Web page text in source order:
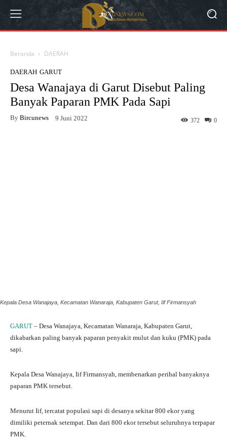
Beranda DAERAH
DAERAH GARUT
Desa Wanajaya di Garut Disebut Paling
Banyak Paparan PMK Pada Sapi
By Bircunews 9 Juni 2022 0
372
Kepala Desa Wanajaya, Kecamatan Wanaraja, Kabupaten Garut, Iif Firmansyah
GARUT – Desa Wanajaya, Kecamatan Wanaraja, Kabupaten Garut,
dikabarkan paling banyak paparan penyakit mulut dan kuku (PMK) pada
sapi.
Kepala Desa Wanajaya, Iif Firmansyah, membenarkan perihal banyaknya
paparan PMK tersebut.
Menurut Iif, tercatat populasi sapi di desanya sekitar 800 ekor yang
dimiliki peternak setempat. Dan dari 800 ekor tersebut seluruhnya terpapar
PMK.